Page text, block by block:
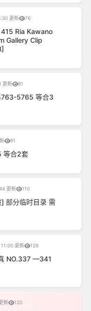
更新 76
Ria Kawano
Gallery Clip
更新 81
5765 等合3
91
等合2套
更新 110
部分临时目录 需
更新 129
NO.337 —341
新 120